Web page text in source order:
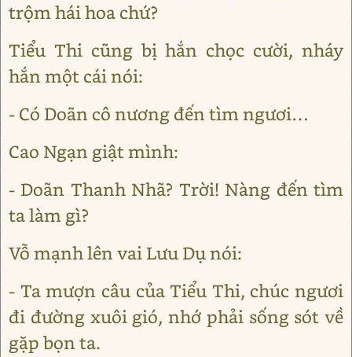
trộm hái hoa chứ?
Tiểu Thi cũng bị hắn chọc cười, nháy
hắn một cái nói:
- Có Doãn cô nương đến tìm ngươi…
Cao Ngạn giật mình:
- Doãn Thanh Nhã? Trời! Nàng đến tìm
ta làm gì?
Vỗ mạnh lên vai Lưu Dụ nói:
- Ta mượn câu của Tiểu Thi, chúc ngươi
đi đường xuôi gió, nhớ phải sống sót về
gặp bọn ta.